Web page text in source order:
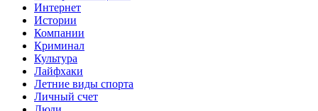
Интернет
Истории
Компании
Криминал
Культура
Лайфхаки
Летние виды спорта
Личный счет